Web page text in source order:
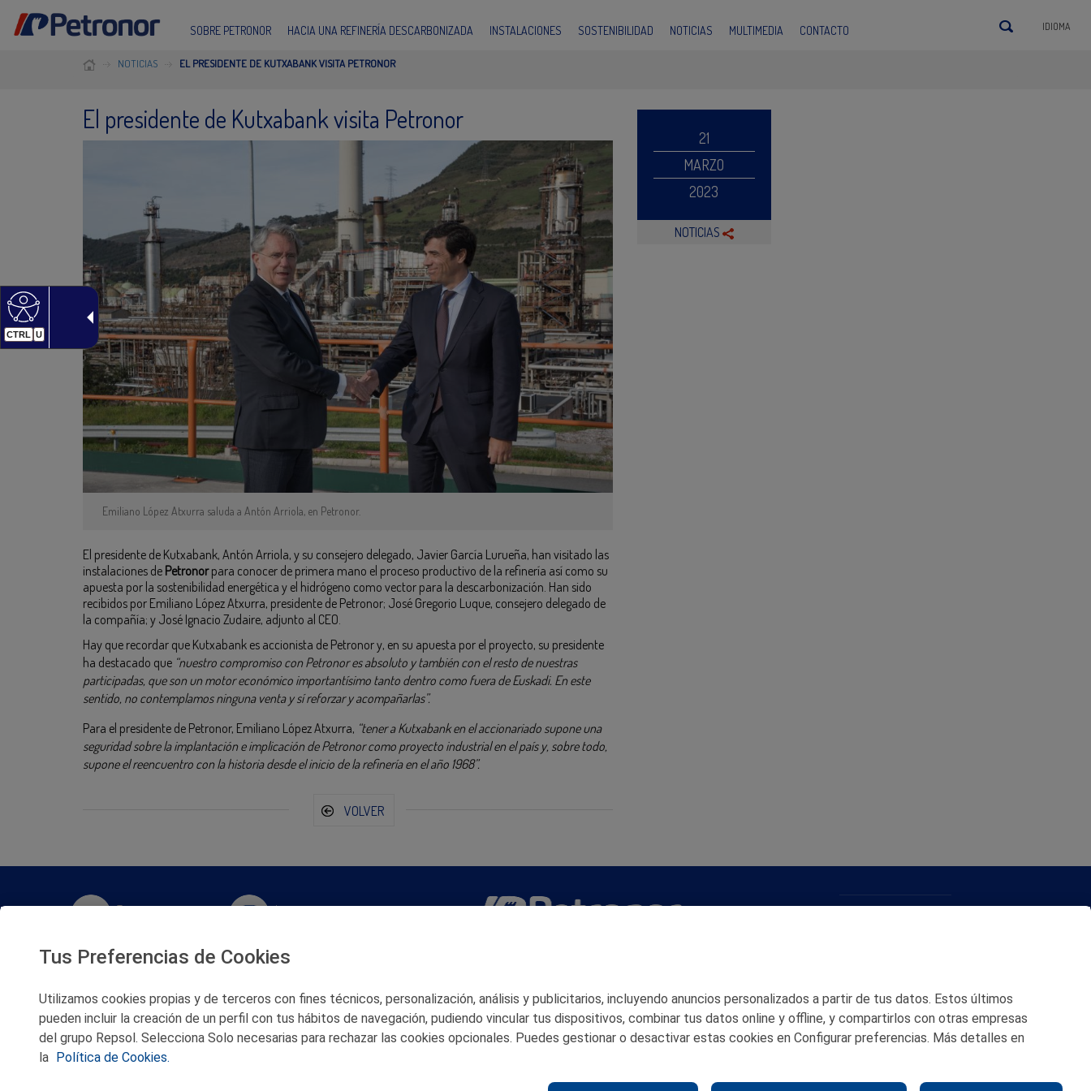
CTRL U
SOBRE PETRONOR HACIA UNA REFINERÍA DESCARBONIZADA INSTALACIONES SOSTENIBILIDAD NOTICIAS MULTIMEDIA CONTACTO IDIOMA
NOTICIAS EL PRESIDENTE DE KUTXABANK VISITA PETRONOR
El presidente de Kutxabank visita Petronor
Emiliano López Atxurra saluda a Antón Arriola, en Petronor.
El presidente de Kutxabank, Antón Arriola, y su consejero delegado, Javier García Lurueña, han visitado las
instalaciones de Petronorpara conocer de primera mano el proceso productivo de la refinería así como su
apuesta por la sostenibilidad energética y el hidrógeno como vector para la descarbonización. Han sido
recibidos por Emiliano López Atxurra, presidente de Petronor; José Gregorio Luque, consejero delegado de
la compañía; y José Ignacio Zudaire, adjunto al CEO.
Hay que recordar que Kutxabank es accionista de Petronor y, en su apuesta por el proyecto, su presidente
ha destacado que “nuestro compromiso con Petronor es absoluto y también con el resto de nuestras
participadas, que son un motor económico importantísimo tanto dentro como fuera de Euskadi. En este
sentido, no contemplamos ninguna venta y sí reforzar y acompañarlas”.
Para el presidente de Petronor, Emiliano López Atxurra, “tener a Kutxabank en el accionariado supone una
seguridad sobre la implantación e implicación de Petronor como proyecto industrial en el país y, sobre todo,
supone el reencuentro con la historia desde el inicio de la refinería en el año 1968”.
VOLVER
21
MARZO
2023
NOTICIAS
Twitter
Facebook
Youtube
Flickr
Instagram
Slideshare
Soundcloud © 2026 Petronor S.A.
POLITICA DE COOKIES
Tus Preferencias de Cookies
Utilizamos cookies propias y de terceros con fines técnicos, personalización, análisis y publicitarios, incluyendo anuncios personalizados a partir de tus datos. Estos últimos
pueden incluir la creación de un perfil con tus hábitos de navegación, pudiendo vincular tus dispositivos, combinar tus datos online y offline, y compartirlos con otras empresas
del grupo Repsol. Selecciona Solo necesarias para rechazar las cookies opcionales. Puedes gestionar o desactivar estas cookies en Configurar preferencias. Más detalles en
la Política de Cookies.